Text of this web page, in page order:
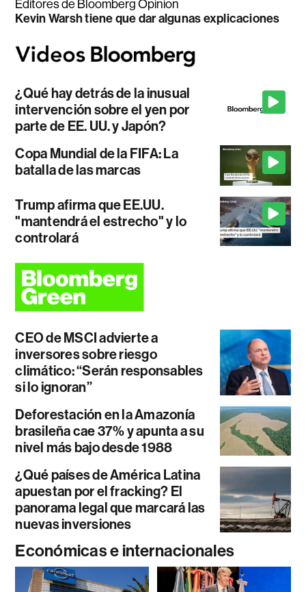
Editores de Bloomberg Opinion
Kevin Warsh tiene que dar algunas explicaciones
¿Qué hay detrás de la inusual
intervención sobre el yen por
parte de EE. UU. y Japón?
Copa Mundial de la FIFA: La
batalla de las marcas
Trump afirma que EE.UU.
"mantendrá el estrecho" y lo
controlará
CEO de MSCI advierte a
inversores sobre riesgo
climático: “Serán responsables
si lo ignoran”
Deforestación en la Amazonía
brasileña cae 37% y apunta a su
nivel más bajo desde 1988
¿Qué países de América Latina
apuestan por el fracking? El
panorama legal que marcará las
nuevas inversiones
Económicas e internacionales